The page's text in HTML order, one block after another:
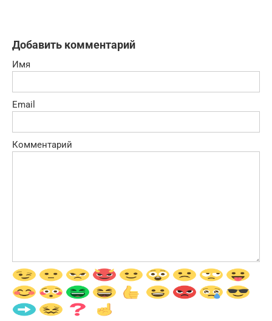
Добавить комментарий
Имя
Email
Комментарий